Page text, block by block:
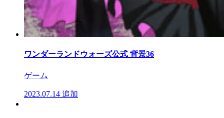
ワンダーランドウォーズ公式 背景36
ゲーム
2023.07.14 追加